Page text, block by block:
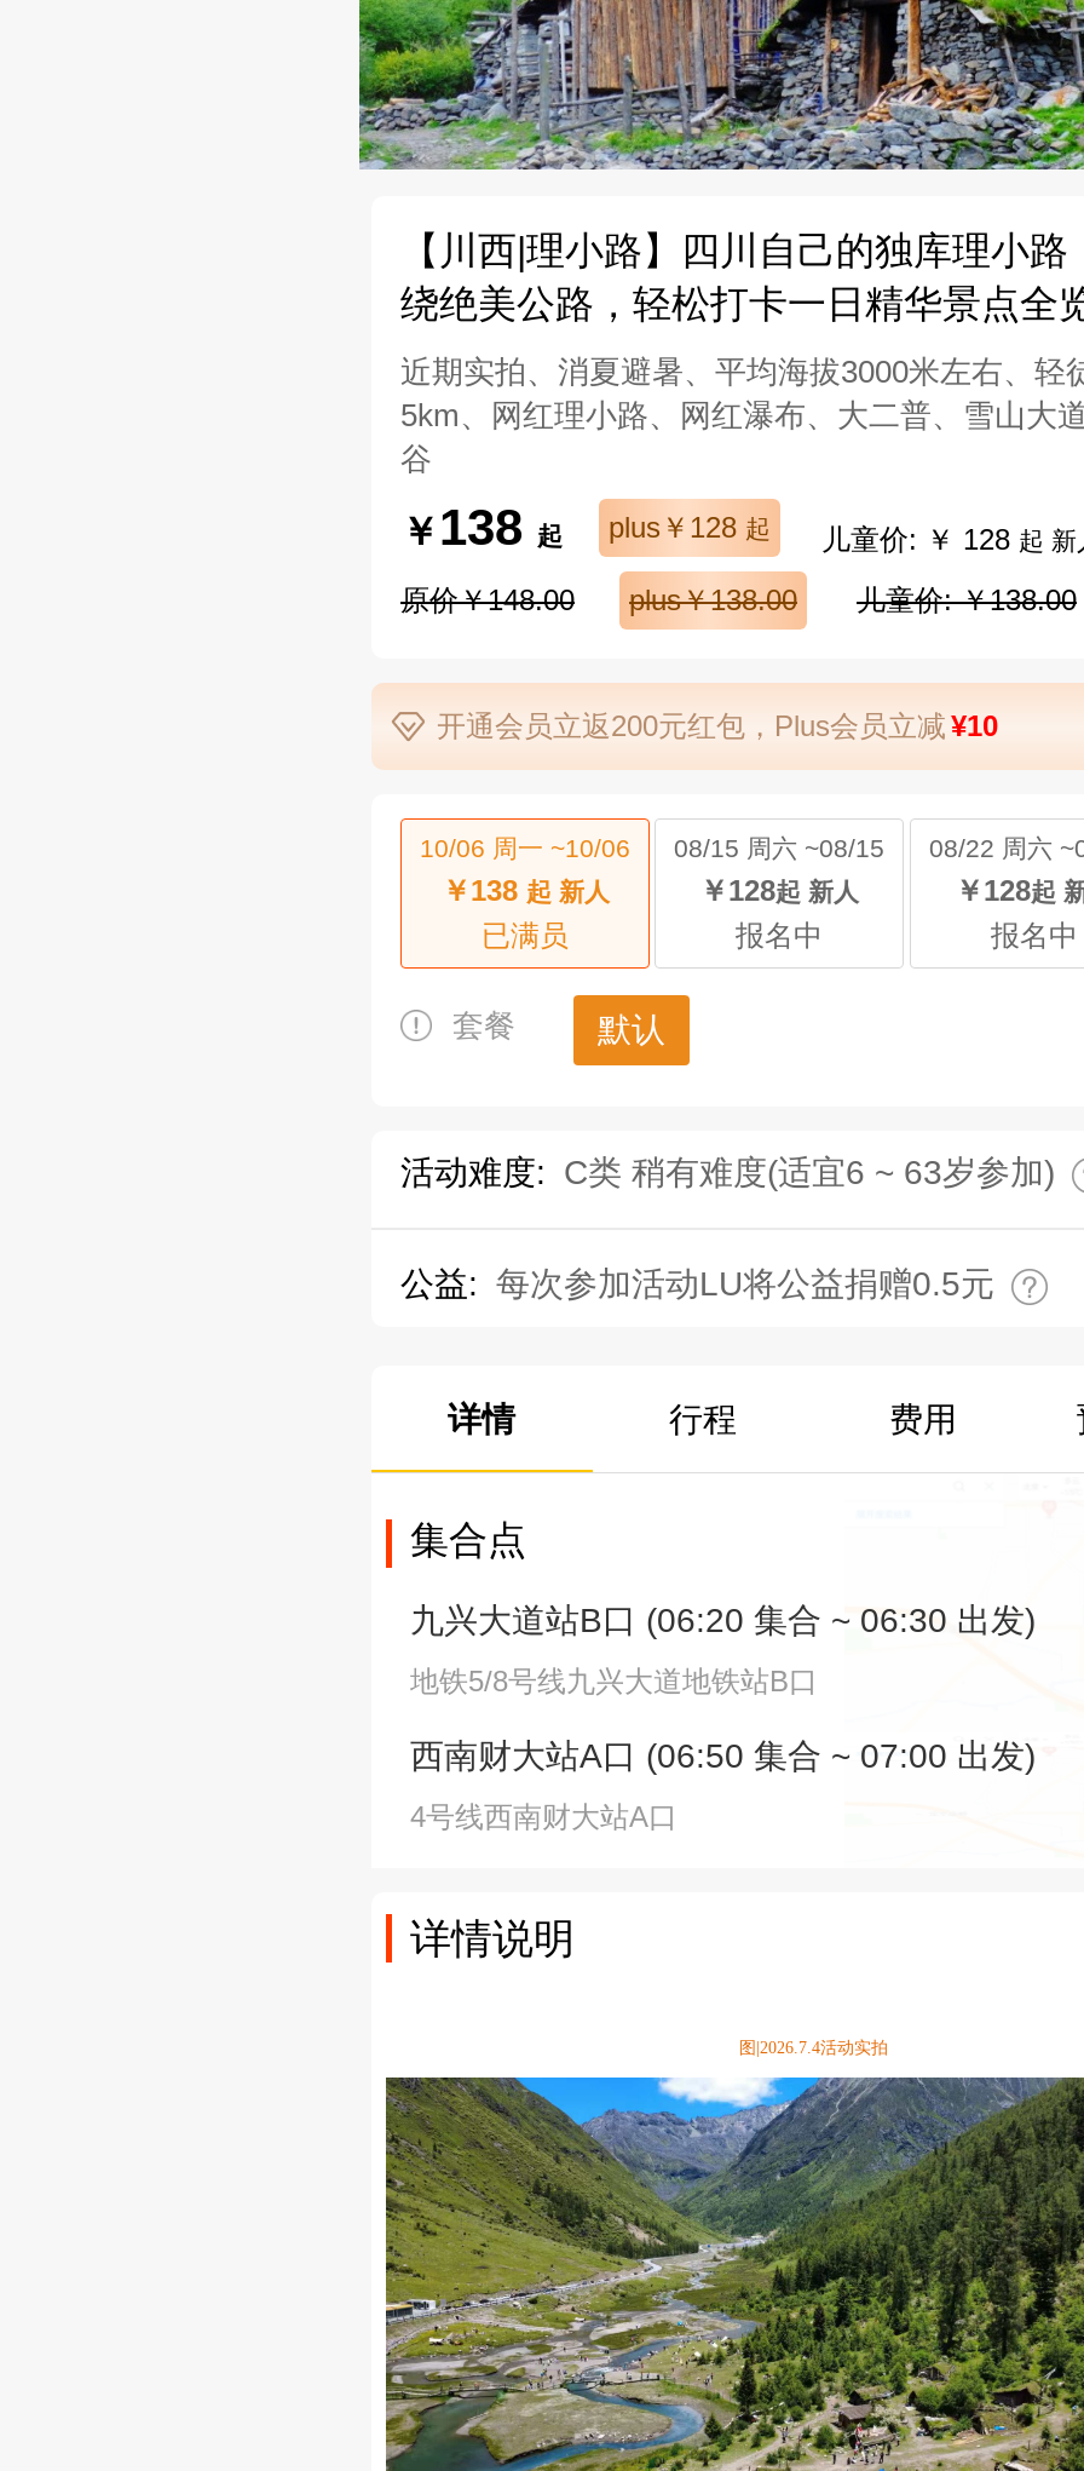
【川西|理小路】四川自己的独库理小路
绕绝美公路，轻松打卡一日精华景点全
近期实拍、消夏避暑、平均海拔3000米左右、轻
5km、网红理小路、网红瀑布、大二普、雪山大
谷
￥138 起 plus￥128 起 儿童价: ￥ 128 起 新
原价￥148.00 plus￥138.00 儿童价: ￥138.00
开通会员立返200元红包，Plus会员立减¥10
10/06 周一 ~10/06
￥138 起 新人
已满员
08/15 周六 ~08/15
￥128起 新人
报名中
08/22 周六
￥128起
报名中
套餐 默认
活动难度: C类 稍有难度(适宜6 ~ 63岁参加)
公益: 每次参加活动LU将公益捐赠0.5元
详情 行程 费用
集合点
九兴大道站B口 (06:20 集合 ~ 06:30 出发)
地铁5/8号线九兴大道地铁站B口
西南财大站A口 (06:50 集合 ~ 07:00 出发)
4号线西南财大站A口
详情说明
图|2026.7.4活动实拍